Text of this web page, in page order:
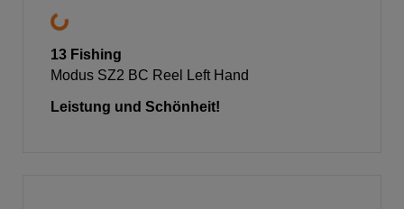
13 Fishing
Modus SZ2 BC Reel Left Hand
Leistung und Schönheit!